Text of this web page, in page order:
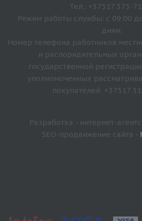
Тел.: +37517 375-
Режим работы службы: с 09:00
дням.
Номер телефона работников
и распорядительных
государственной
уполномоченных
покупателей: +37517
Разработка - интернет-
SEO-продвижение сайта -